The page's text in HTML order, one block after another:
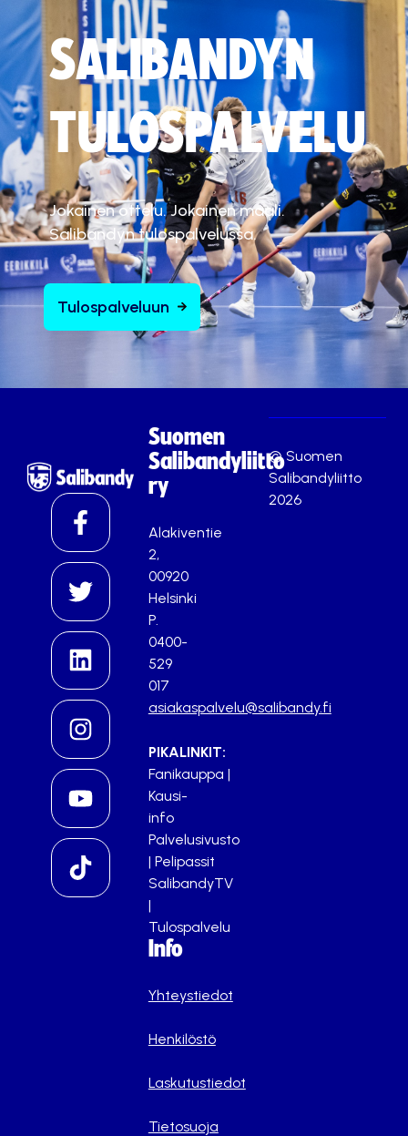
SALIBANDYN
TULOSPALVELU
Jokainen ottelu. Jokainen maali.
Salibandyn tulospalvelussa.
Tulospalveluun
Suomen
Salibandyliitto
ry
Alakiventie
2,
00920
Helsinki
P.
0400-
529
017
asiakaspalvelu@salibandy.fi
PIKALINKIT:
Fanikauppa |
Kausi-
info
Palvelusivusto
| Pelipassit
SalibandyTV
|
Tulospalvelu
Info
Yhteystiedot
Henkilöstö
Laskutustiedot
Tietosuoja
© Suomen
Salibandyliitto
2026